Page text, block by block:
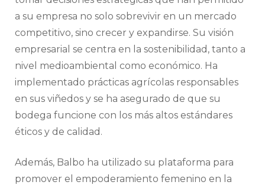
a su empresa no solo sobrevivir en un mercado
competitivo, sino crecer y expandirse. Su visión
empresarial se centra en la sostenibilidad, tanto a
nivel medioambiental como económico. Ha
implementado prácticas agrícolas responsables
en sus viñedos y se ha asegurado de que su
bodega funcione con los más altos estándares
éticos y de calidad.
Además, Balbo ha utilizado su plataforma para
promover el empoderamiento femenino en la